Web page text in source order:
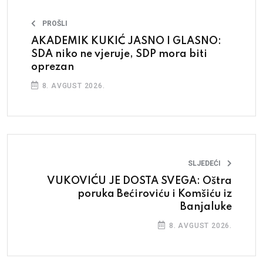
PROŠLI
AKADEMIK KUKIĆ JASNO I GLASNO:
SDA niko ne vjeruje, SDP mora biti
oprezan
8. AVGUST 2026.
SLJEDEĆI
VUKOVIĆU JE DOSTA SVEGA: Oštra
poruka Bećiroviću i Komšiću iz
Banjaluke
8. AVGUST 2026.